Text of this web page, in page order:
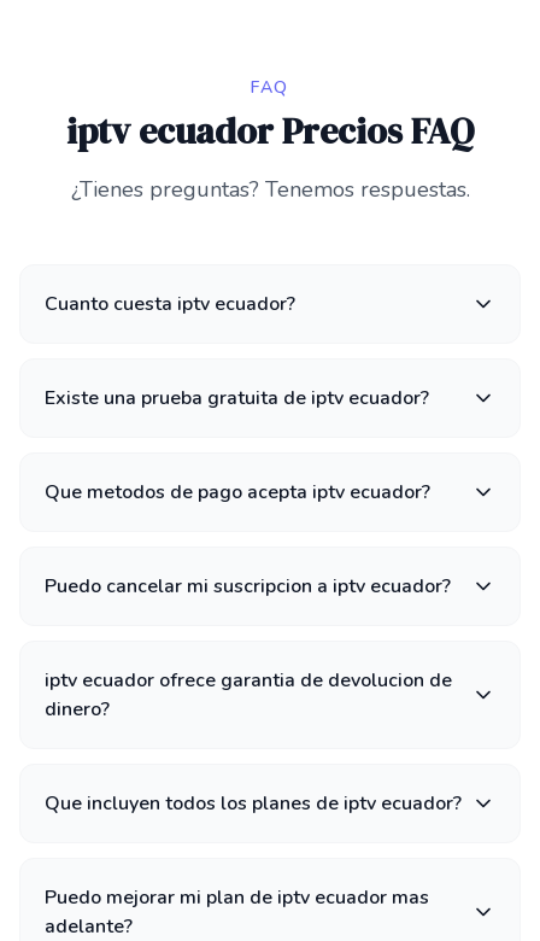
FAQ
iptv ecuador Precios FAQ
¿Tienes preguntas? Tenemos respuestas.
Cuanto cuesta iptv ecuador?
Existe una prueba gratuita de iptv ecuador?
Que metodos de pago acepta iptv ecuador?
Puedo cancelar mi suscripcion a iptv ecuador?
iptv ecuador ofrece garantia de devolucion de
dinero?
Que incluyen todos los planes de iptv ecuador?
Puedo mejorar mi plan de iptv ecuador mas
adelante?